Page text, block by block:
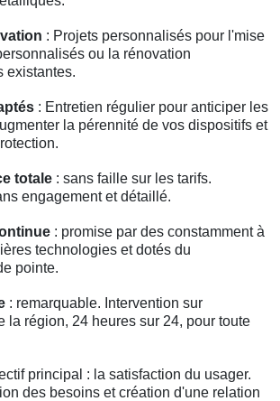
: Projets personnalisés pour l'mise
ou la rénovation
existantes.
: Entretien régulier pour anticiper les
la pérennité de vos dispositifs et
totale : sans faille sur les tarifs.
engagement et détaillé.
: promise par des constamment à
technologies et dotés du
pointe.
: remarquable. Intervention sur
la région, 24 heures sur 24, pour toute
principal : la satisfaction du usager.
des besoins et création d'une relation